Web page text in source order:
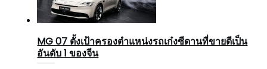
MG 07 ตั้งเป้าครองตำแหน่งรถเก๋งซีดานที่ขายดีเป็น
อันดับ 1 ของจีน